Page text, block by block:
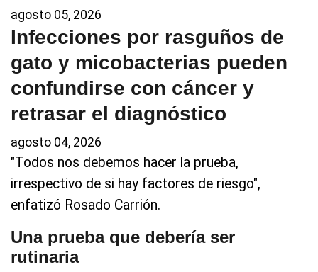
agosto 05, 2026
Infecciones por rasguños de
gato y micobacterias pueden
confundirse con cáncer y
retrasar el diagnóstico
agosto 04, 2026
"Todos nos debemos hacer la prueba,
irrespectivo de si hay factores de riesgo",
enfatizó Rosado Carrión.
Una prueba que debería ser
rutinaria